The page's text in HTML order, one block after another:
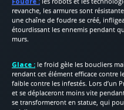
revanche, les armures sont
une chaîne de foudre se créé,
étourdissant les ennemis pendant
murs.
Glace : le froid gèle les boucliers
rendant cet élément efficace contre
faible contre les infestés. Lors d’un
et se déplaceront moins vite
se transformeront en statue, qui